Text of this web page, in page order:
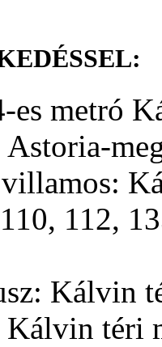
es metró
Astoria-
112,
Kálvin
téri